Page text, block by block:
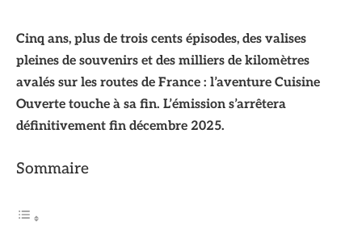
Cinq ans, plus de trois cents épisodes, des valises
pleines de souvenirs et des milliers de kilomètres
avalés sur les routes de France : l’aventure Cuisine
Ouverte touche à sa fin. L’émission s’arrêtera
définitivement fin décembre 2025.
Sommaire